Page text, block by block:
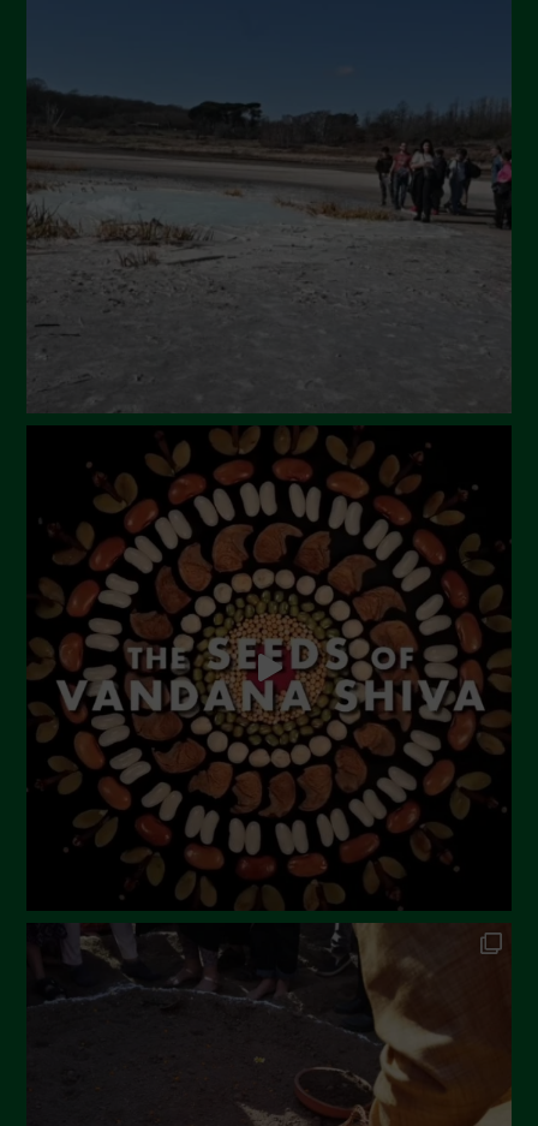
Settembre 2024
Luglio 2024
Maggio 2024
Aprile 2024
Marzo 2024
Febbraio 2024
Ottobre 2023
Settembre 2023
Agosto 2023
Luglio 2023
Giugno 2023
Maggio 2023
Aprile 2023
Marzo 2023
Febbraio 2023
Dicembre 2022
Novembre 2022
Ottobre 2022
Settembre 2022